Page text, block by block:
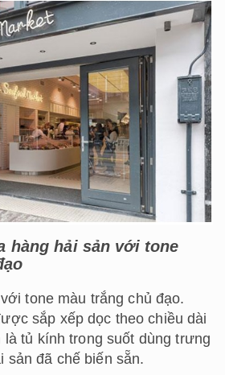
hàng hải sản với tone
tone màu trắng chủ đạo.
sắp xếp dọc theo chiều dài
tủ kính trong suốt dùng trưng
sản đã chế biến sẵn.